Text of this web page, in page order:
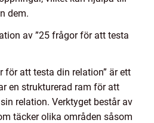
dem.
av ”25 frågor för att testa
för att testa din relation” är ett
en strukturerad ram för att
relation. Verktyget består av
täcker olika områden såsom